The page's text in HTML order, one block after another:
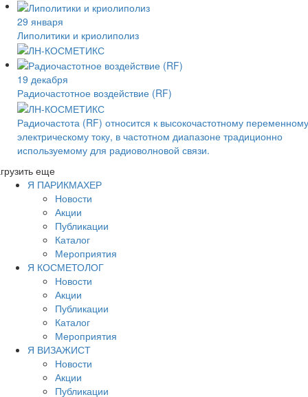
29 января
Липолитики и криолиполиз
19 декабря
Радиочастотное воздействие (RF)
Радиочастота (RF) относится к высокочастотному переменному
электрическому току, в частотном диапазоне традиционно
используемому для радиоволновой связи.
еще
Я ПАРИКМАХЕР
Новости
Акции
Публикации
Каталог
Мероприятия
Я КОСМЕТОЛОГ
Новости
Акции
Публикации
Каталог
Мероприятия
Я ВИЗАЖИСТ
Новости
Акции
Публикации